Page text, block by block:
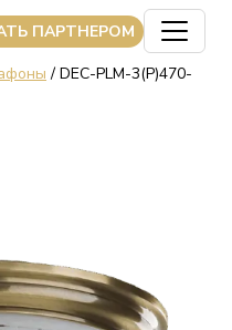
ПАРТНЕРОМ
/ DEC-PLM-3(P)470-